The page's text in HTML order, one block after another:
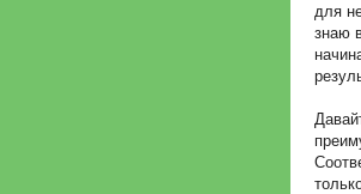
для
знаю